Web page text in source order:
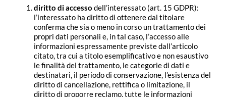
diritto di accesso dell’interessato (art. 15 GDPR):
l’interessato ha diritto di ottenere dal titolare
conferma che sia o meno in corso un trattamento dei
propri dati personali e, in tal caso, l’accesso alle
informazioni espressamente previste dall’articolo
citato, tra cui a titolo esemplificativo e non esaustivo
le finalità del trattamento, le categorie di dati e
destinatari, il periodo di conservazione, l’esistenza del
diritto di cancellazione, rettifica o limitazione, il
diritto di proporre reclamo, tutte le informazioni